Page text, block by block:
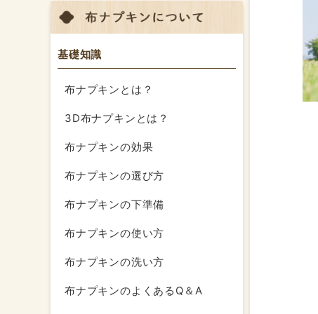
基礎知識
布ナプキンとは？
3D布ナプキンとは？
布ナプキンの効果
布ナプキンの選び方
布ナプキンの下準備
布ナプキンの使い方
布ナプキンの洗い方
布ナプキンのよくあるQ＆A